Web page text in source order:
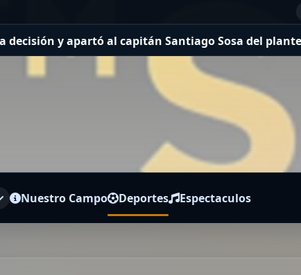
al capitán Santiago Sosa del plantel Crisis en
Nuestro Campo Deportes Espectaculos